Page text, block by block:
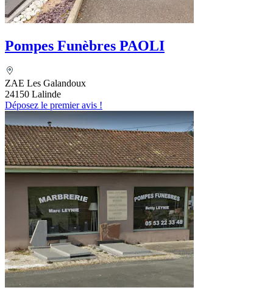
Pompes Funèbres PAOLI
ZAE Les Galandoux
24150 Lalinde
Déposez le premier avis !